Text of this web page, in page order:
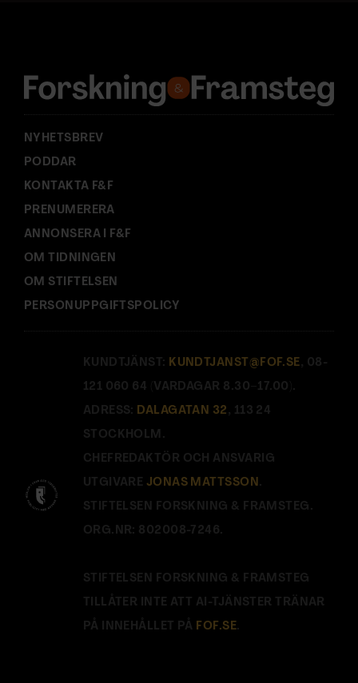
s
:
NYHETSBREV
PODDAR
KONTAKTA F&F
PRENUMERERA
ANNONSERA I F&F
OM TIDNINGEN
OM STIFTELSEN
PERSONUPPGIFTSPOLICY
KUNDTJÄNST: KUNDTJANST@FOF.SE , 08-
121 060 64 (VARDAGAR 8.30–17.00).
ADRESS: DALAGATAN 32 , 113 24
STOCKHOLM.
CHEFREDAKTÖR OCH ANSVARIG
UTGIVARE JONAS MATTSSON.
STIFTELSEN FORSKNING & FRAMSTEG.
ORG.NR: 802008-7246.
STIFTELSEN FORSKNING & FRAMSTEG
TILLÅTER INTE ATT AI-TJÄNSTER TRÄNAR
PÅ INNEHÅLLET PÅ FOF.SE.